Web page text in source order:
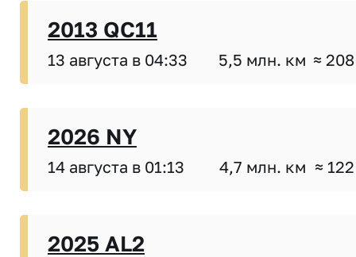
2013 QC11
13 августа в 04:33 5,5 млн. км ≈
2026 NY
14 августа в 01:13 4,7 млн. км ≈
2025 AL2